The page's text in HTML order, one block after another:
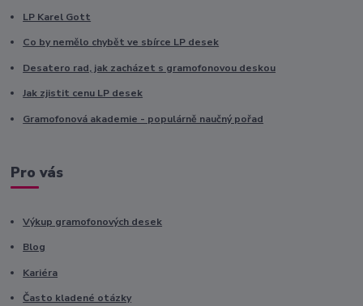
LP Karel Gott
Co by nemělo chybět ve sbírce LP desek
Desatero rad, jak zacházet s gramofonovou deskou
Jak zjistit cenu LP desek
Gramofonová akademie - populárně naučný pořad
Pro vás
Výkup gramofonových desek
Blog
Kariéra
Často kladené otázky